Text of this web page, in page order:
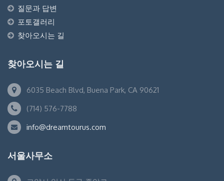
질문과 답변
포토갤러리
찾아오시는 길
찾아오시는 길
6035 Beach Blvd, Buena Park, CA 90621
(714) 576-7788
info@dreamtourus.com
서울사무소